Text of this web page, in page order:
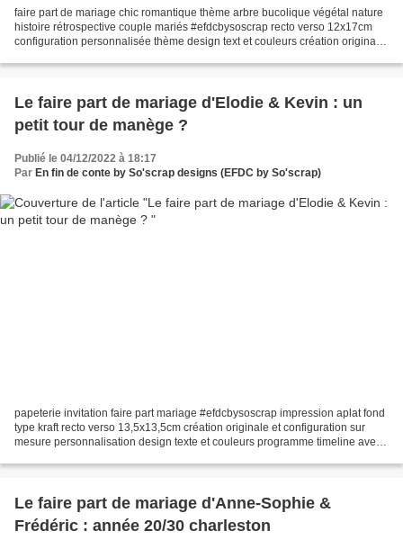
faire part de mariage chic romantique thème arbre bucolique végétal nature
histoire rétrospective couple mariés #efdcbysoscrap recto verso 12x17cm
configuration personnalisée thème design text et couleurs création originale
Le faire part de mariage d'Elodie & Kevin : un
petit tour de manège ?
Publié le 04/12/2022 à 18:17
Par En fin de conte by So'scrap designs (EFDC by So'scrap)
papeterie invitation faire part mariage #efdcbysoscrap impression aplat fond
type kraft recto verso 13,5x13,5cm création originale et configuration sur
mesure personnalisation design texte et couleurs programme timeline avec
Le faire part de mariage d'Anne-Sophie &
Frédéric : année 20/30 charleston